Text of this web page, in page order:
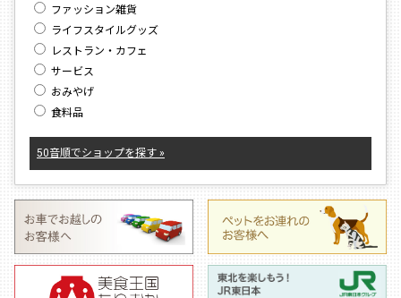
ファッション雑貨
ライフスタイルグッズ
レストラン・カフェ
サービス
おみやげ
食料品
50音順でショップを探す »